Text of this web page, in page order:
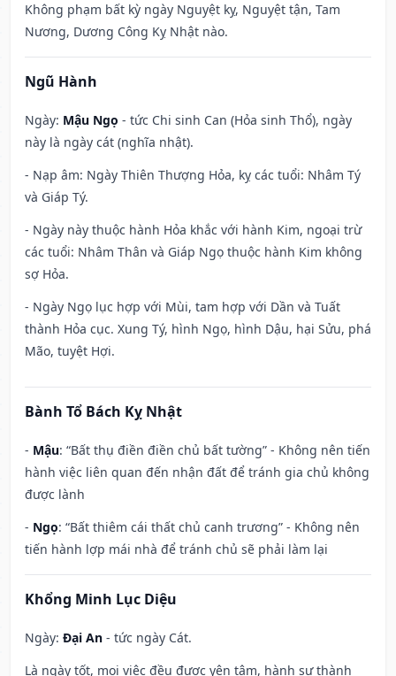
Không phạm bất kỳ ngày Nguyệt kỵ, Nguyệt tận, Tam
Nương, Dương Công Kỵ Nhật nào.
Ngũ Hành
Ngày: Mậu Ngọ - tức Chi sinh Can (Hỏa sinh Thổ), ngày
này là ngày cát (nghĩa nhật).
- Nạp âm: Ngày Thiên Thượng Hỏa, kỵ các tuổi: Nhâm Tý
và Giáp Tý.
- Ngày này thuộc hành Hỏa khắc với hành Kim, ngoại trừ
các tuổi: Nhâm Thân và Giáp Ngọ thuộc hành Kim không
sợ Hỏa.
- Ngày Ngọ lục hợp với Mùi, tam hợp với Dần và Tuất
thành Hỏa cục. Xung Tý, hình Ngọ, hình Dậu, hại Sửu, phá
Mão, tuyệt Hợi.
Bành Tổ Bách Kỵ Nhật
- Mậu: “Bất thụ điền điền chủ bất tường” - Không nên tiến
hành việc liên quan đến nhận đất để tránh gia chủ không
được lành
- Ngọ: “Bất thiêm cái thất chủ canh trương” - Không nên
tiến hành lợp mái nhà để tránh chủ sẽ phải làm lại
Khổng Minh Lục Diệu
Ngày: Đại An - tức ngày Cát.
Là ngày tốt, mọi việc đều được yên tâm, hành sự thành